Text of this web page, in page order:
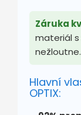
Záruka
materiál
nežloutne.
Hlavní
OPTIX: